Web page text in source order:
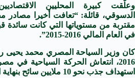
وعلّقت كبيرة المحليين
الدسوقي، قائلة: “تعافت أخيرا مصادر
مقتربة من مستوياتها التي كانت سائدة
في العام المالي 2016-2015”.
كان وزير السياحة المصري محمد يحيى
استهداف جذب نحو 10 ملايين سائح بنهاية العام المقبل.